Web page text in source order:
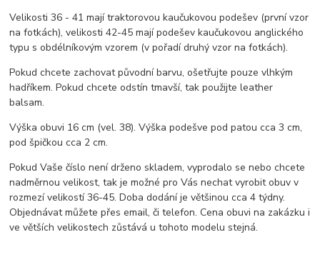
Velikosti 36 - 41 mají traktorovou kaučukovou podešev (první vzor
na fotkách), velikosti 42-45 mají podešev kaučukovou anglického
typu s obdélníkovým vzorem (v pořadí druhý vzor na fotkách).
Pokud chcete zachovat původní barvu, ošetřujte pouze vlhkým
hadříkem. Pokud chcete odstín tmavší, tak použijte leather
balsam.
Výška obuvi 16 cm (vel. 38). Výška podešve pod patou cca 3 cm,
pod špičkou cca 2 cm.
Pokud Vaše číslo není drženo skladem, vyprodalo se nebo chcete
nadměrnou velikost, tak je možné pro Vás nechat vyrobit obuv v
rozmezí velikostí 36-45. Doba dodání je většinou cca 4 týdny.
Objednávat můžete přes email, či telefon. Cena obuvi na zakázku i
ve větších velikostech zůstává u tohoto modelu stejná.